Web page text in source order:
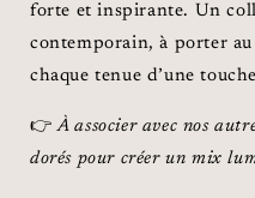
forte et inspirante. Un
contemporain, à porter
chaque tenue d’une
👉À associer avec nos
dorés pour créer un mix